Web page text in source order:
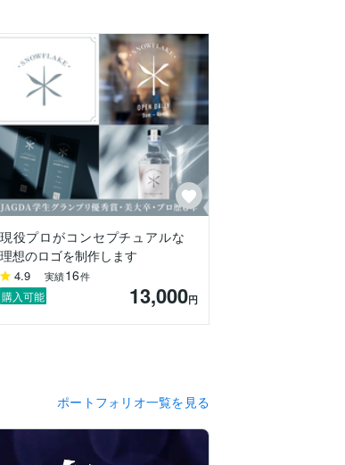
現役プロがコンセプチュアルな
理想のロゴを制作します
4.9 実績16件
購入可能 13,000円
ポートフォリオ一覧を見る